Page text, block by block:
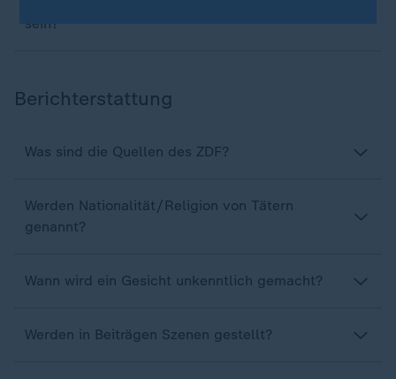
sein?
Berichterstattung
Was sind die Quellen des ZDF?
Werden Nationalität/Religion von Tätern
genannt?
Wann wird ein Gesicht unkenntlich gemacht?
Werden in Beiträgen Szenen gestellt?